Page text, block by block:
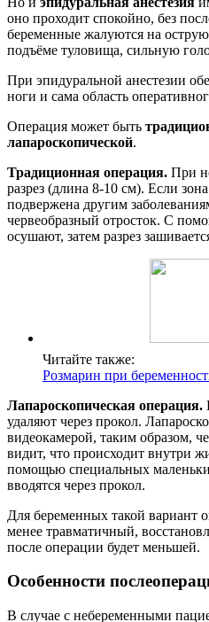
оно проходит спокойно, без
беременные жалуются на
подъёме туловища, сильную
При эпидуральной анестезии
ноги и сама область
Операция может быть
лапароскопической.
Традиционная операция. При
разрез (длина 8-10 см). Если
подвержена другим
червеобразный отросток. С
осушают, затем разрез
Читайте также:
Розмарин при
Лапароскопическая операция.
удаляют через прокол.
видеокамерой, таким образом,
видит, что происходит внутри
помощью специальных
вводятся через прокол.
Для беременных такой
менее травматичный,
после операции будет меньшей.
Особенности
В случае с небеременными